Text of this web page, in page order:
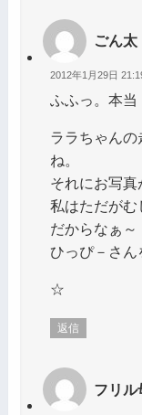
ごん太
2012年1月29日
ふふっ。本当
ララちゃん
ね。
それにお写
私はただがむ
だからなぁ～
ひっぴ－さん
☆
返信
フリル